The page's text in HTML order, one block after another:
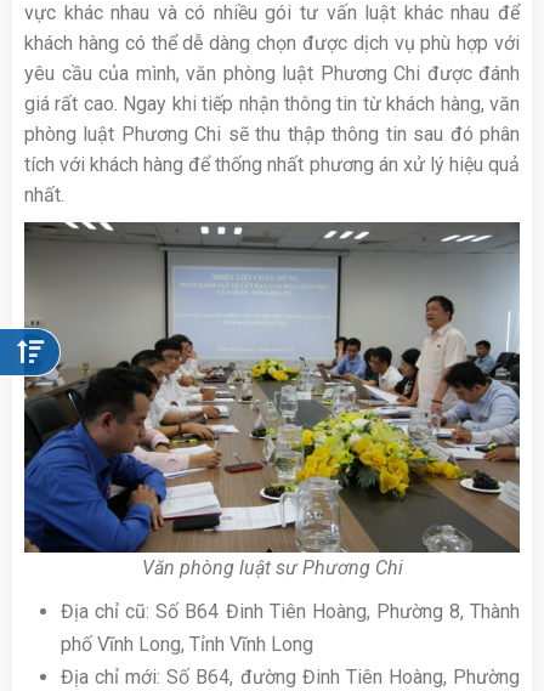
vực khác nhau và có nhiều gói tư vấn luật khác nhau để
khách hàng có thể dễ dàng chọn được dịch vụ phù hợp với
yêu cầu của mình, văn phòng luật Phương Chi được đánh
giá rất cao. Ngay khi tiếp nhận thông tin từ khách hàng, văn
phòng luật Phương Chi sẽ thu thập thông tin sau đó phân
tích với khách hàng để thống nhất phương án xử lý hiệu quả
nhất.
Văn phòng luật sư Phương Chi
Địa chỉ cũ: Số B64 Đinh Tiên Hoàng, Phường 8, Thành
phố Vĩnh Long, Tỉnh Vĩnh Long
Địa chỉ mới: Số B64, đường Đinh Tiên Hoàng, Phường